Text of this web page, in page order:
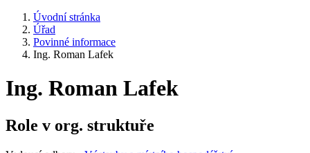
Úvodní stránka
Úřad
Povinné informace
Ing. Roman Lafek
Ing. Roman Lafek
Role v org. struktuře